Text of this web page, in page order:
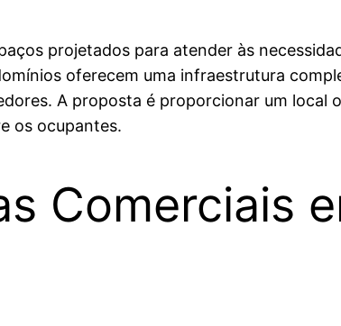
projetados para atender às
oferecem uma infraestrutura
A proposta é proporcionar um local
os ocupantes.
Comerciais